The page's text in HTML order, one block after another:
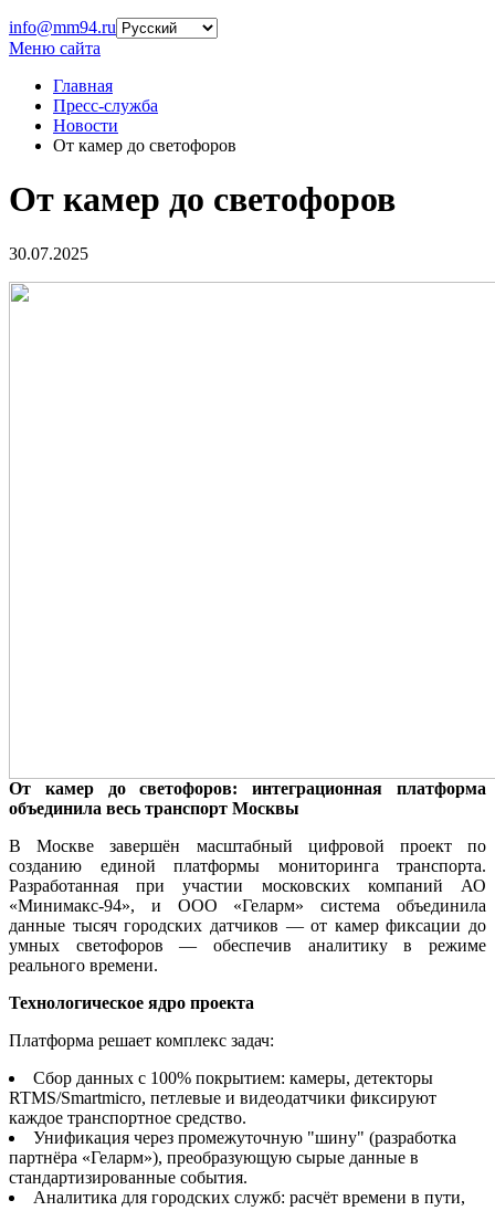
info@mm94.ru
Меню сайта
Главная
Пресс-служба
Новости
От камер до светофоров
От камер до светофоров
30.07.2025
От камер до светофоров: интеграционная платформа
объединила весь транспорт Москвы
В Москве завершён масштабный цифровой проект по
созданию единой платформы мониторинга транспорта.
Разработанная при участии московских компаний АО
«Минимакс-94», и ООО «Геларм» система объединила
данные тысяч городских датчиков — от камер фиксации до
умных светофоров — обеспечив аналитику в режиме
реального времени.
Технологическое ядро проекта
Платформа решает комплекс задач:
Сбор данных с 100% покрытием: камеры, детекторы
RTMS/Smartmicro, петлевые и видеодатчики фиксируют
каждое транспортное средство.
Унификация через промежуточную "шину" (разработка
партнёра «Геларм»), преобразующую сырые данные в
стандартизированные события.
Аналитика для городских служб: расчёт времени в пути,